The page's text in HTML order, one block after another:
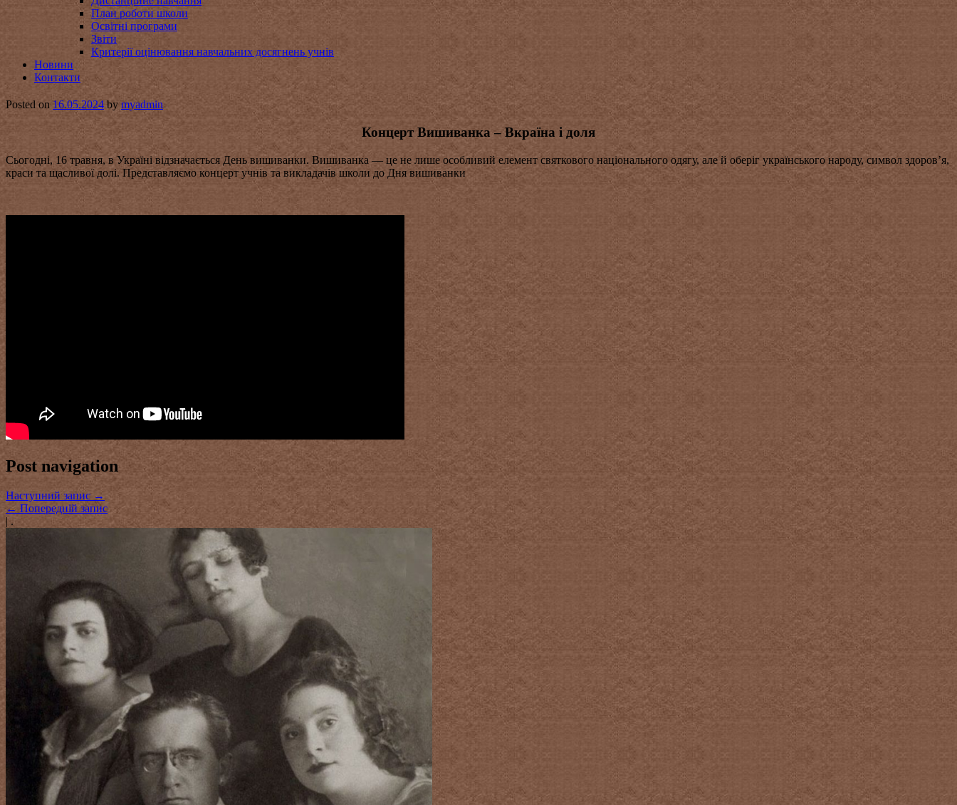
План роботи школи
Освітні програми
Звіти
Критерії оцінювання навчальних досягнень учнів
Новини
Контакти
Posted on 16.05.2024 by myadmin
Концерт Вишиванка – Вкраїна і доля
Сьогодні, 16 травня, в Україні відзначається День вишиванки. Вишиванка — це не лише особливий елемент святкового національного одягу, але й оберіг українського народу, символ здоров’я,
краси та щасливої долі. Представляємо концерт учнів та викладачів школи до Дня вишиванки
Post navigation
Наступний запис →
← Попередній запис
| .